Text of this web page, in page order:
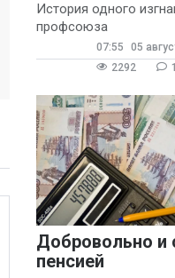
История одного
профсоюза
07:55
05
2292
Добровольно и
пенсией